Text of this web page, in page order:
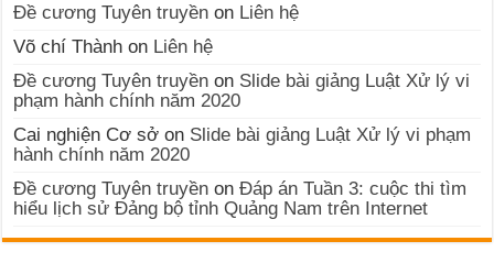
Đề cương Tuyên truyền on Liên hệ
Võ chí Thành on Liên hệ
Đề cương Tuyên truyền on Slide bài giảng Luật Xử lý vi
phạm hành chính năm 2020
Cai nghiện Cơ sở on Slide bài giảng Luật Xử lý vi phạm
hành chính năm 2020
Đề cương Tuyên truyền onĐáp án Tuần 3: cuộc thi tìm
hiểu lịch sử Đảng bộ tỉnh Quảng Nam trên Internet